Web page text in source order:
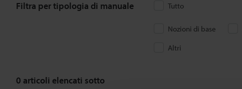
Filtra per tipologia di manuale Tutto
Nozioni di base
Altri
0 articoli elencati sotto